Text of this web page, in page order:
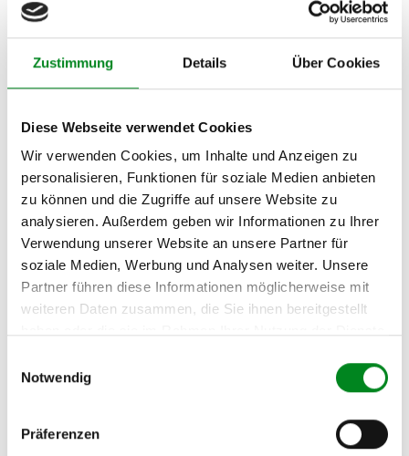
Zustimmung Details Über Cookies
Diese Webseite verwendet Cookies
Wir verwenden Cookies, um Inhalte und Anzeigen zu
personalisieren, Funktionen für soziale Medien anbieten
zu können und die Zugriffe auf unsere Website zu
analysieren. Außerdem geben wir Informationen zu Ihrer
Verwendung unserer Website an unsere Partner für
soziale Medien, Werbung und Analysen weiter. Unsere
Partner führen diese Informationen möglicherweise mit
weiteren Daten zusammen, die Sie ihnen bereitgestellt
Notwendig
Präferenzen
FORD FIESTA Schrägheck
V (JH_, JD_) 1.25 16V
FORD FIESTA Schrägheck
1.3
FORD FIESTA V (JH_, JD_)
1.25 16V
FORD FIESTA V (JH_, JD_)
1.4 TDCi
FORD FIESTA V (JH_, JD_)
1.6 16V
1.6 TDCi
FORD FIESTA V (JH_, JD_)
MAZDA 2 (DY) 1.4